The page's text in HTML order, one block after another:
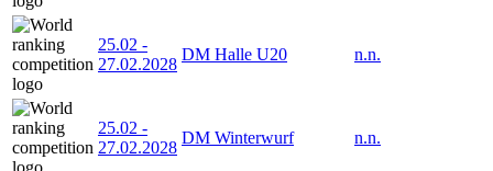
25.02 -
27.02.2028
DM Halle U20 n.n.
25.02 -
27.02.2028
DM Winterwurf n.n.